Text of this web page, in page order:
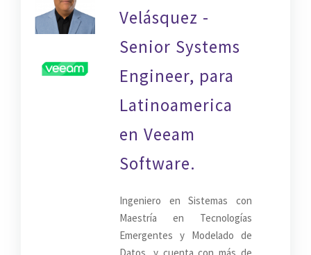
Velásquez -
Senior Systems
Engineer, para
Latinoamerica
en Veeam
Software.
Ingeniero en Sistemas con
Maestría en Tecnologías
Emergentes y Modelado de